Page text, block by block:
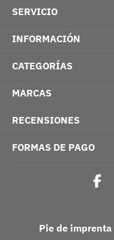
SERVICIO
INFORMACIÓN
CATEGORÍAS
MARCAS
RECENSIONES
FORMAS DE PAGO
Pie de imprenta